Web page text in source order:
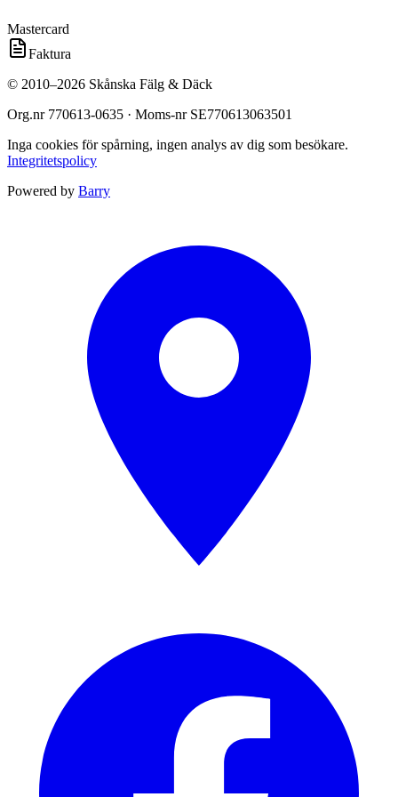
Mastercard
Faktura
© 2010–2026 Skånska Fälg & Däck
Org.nr 770613-0635 · Moms-nr SE770613063501
Inga cookies för spårning, ingen analys av dig som besökare.
Integritetspolicy
Powered by Barry